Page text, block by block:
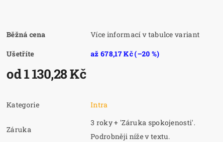
Běžná cena Více informací v tabulce variant
Ušetříte až678,17 Kč(–20 %)
od 1 130,28 Kč
Kategorie Intra
Záruka
3 roky + 'Záruka spokojenosti'.
Podrobněji níže v textu.